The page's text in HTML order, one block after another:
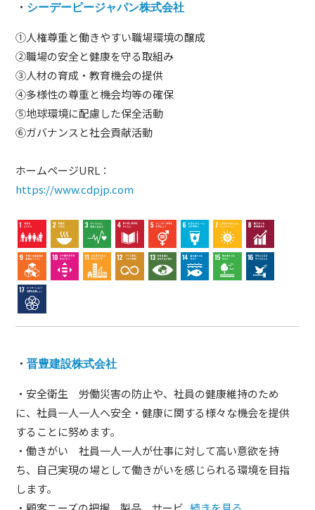
・ シーデーピージャパン株式会社
①人権尊重と働きやすい職場環境の醸成
②職場の安全と健康を守る取組み
③人材の育成・教育機会の提供
④多様性の尊重と機会均等の確保
⑤地球環境に配慮した保全活動
⑥ガバナンスと社会貢献活動
ホームページURL：
https://www.cdpjp.com
・晋豊建設株式会社
・安全衛生 労働災害の防止や、社員の健康維持のため
に、社員一人一人へ安全・健康に関する様々な機会を提供
することに努めます。
・働きがい 社員一人一人が仕事に対して高い意欲を持
ち、自己実現の場として働きがいを感じられる環境を目指
します。